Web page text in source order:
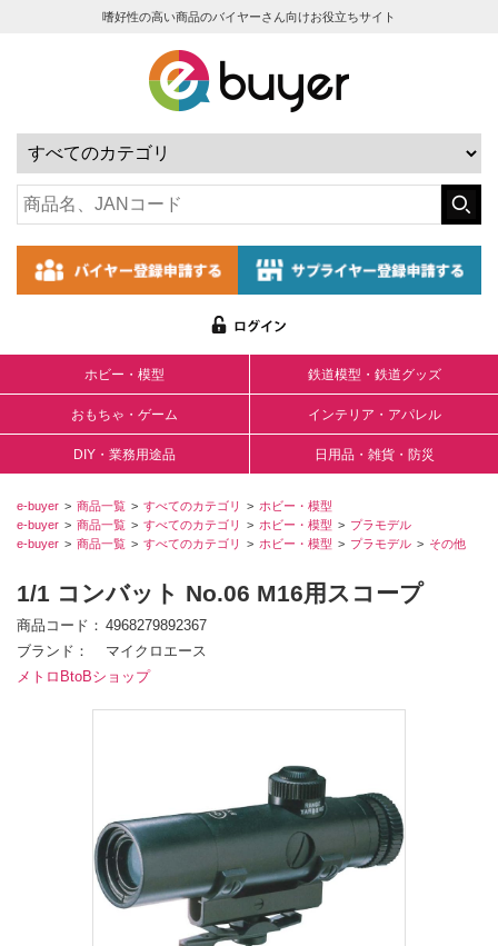
嗜好性の高い商品のバイヤーさん向けお役立ちサイト
ホビー・模型 鉄道模型・鉄道グッズ
おもちゃ・ゲーム インテリア・アパレル
DIY・業務用途品 日用品・雑貨・防災
e-buyer 商品一覧 すべてのカテゴリ
ホビー・模型
e-buyer
商品一覧 すべてのカテゴリ ホビー・模型
プラモデル
e-buyer
商品一覧 すべてのカテゴリ ホビー・模型 プラモデル その他
1/1 コンバット No.06 M16用スコープ
商品コード
4968279892367
ブランド
マイクロエース
メトロBtoBショップ